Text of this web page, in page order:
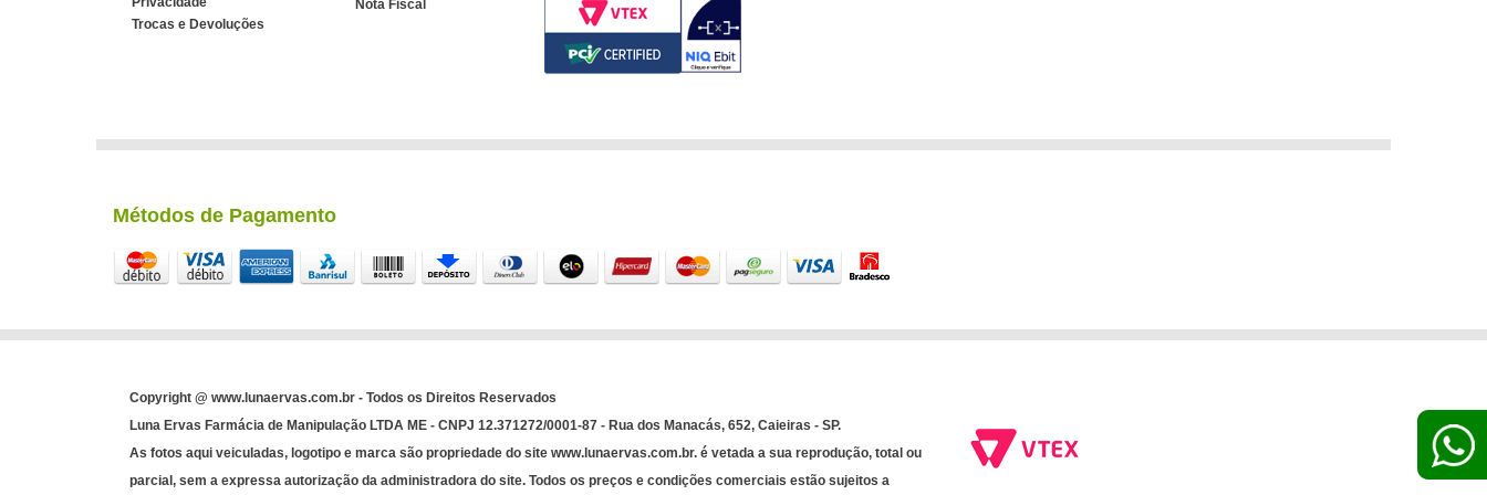
Trocas e Devoluções
Nota Fiscal
Métodos de Pagamento
Copyright @ www.lunaervas.com.br - Todos os Direitos Reservados
Luna Ervas Farmácia de Manipulação LTDA ME - CNPJ 12.371272/0001-87 - Rua dos Manacás, 652, Caieiras - SP.
As fotos aqui veiculadas, logotipo e marca são propriedade do site www.lunaervas.com.br. é vetada a sua reprodução, total ou
parcial, sem a expressa autorização da administradora do site. Todos os preços e condições comerciais estão sujeitos a